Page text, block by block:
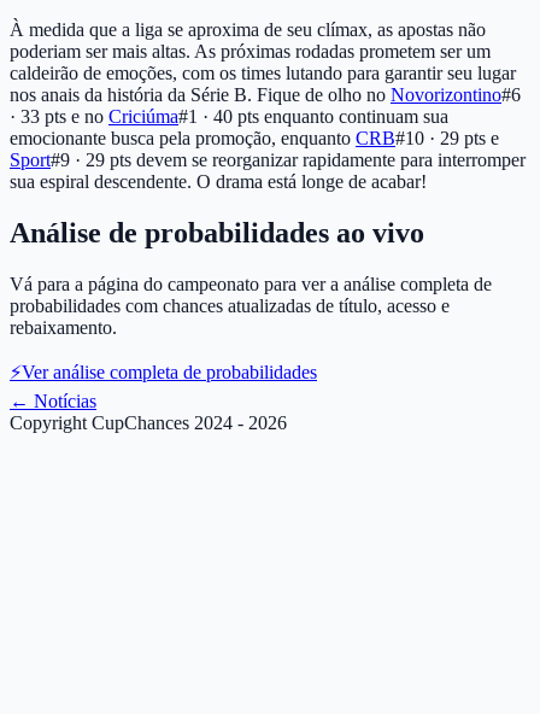
À medida que a liga se aproxima de seu clímax, as apostas não
poderiam ser mais altas. As próximas rodadas prometem ser um
caldeirão de emoções, com os times lutando para garantir seu lugar
nos anais da história da Série B. Fique de olho no Novorizontino#6
· 33 pts e no Criciúma#1 · 40 pts enquanto continuam sua
emocionante busca pela promoção, enquanto CRB#10 · 29 pts e
Sport#9 · 29 pts devem se reorganizar rapidamente para interromper
sua espiral descendente. O drama está longe de acabar!
Análise de probabilidades ao vivo
Vá para a página do campeonato para ver a análise completa de
probabilidades com chances atualizadas de título, acesso e
rebaixamento.
⚡Ver análise completa de probabilidades
← Notícias
Copyright CupChances 2024 - 2026